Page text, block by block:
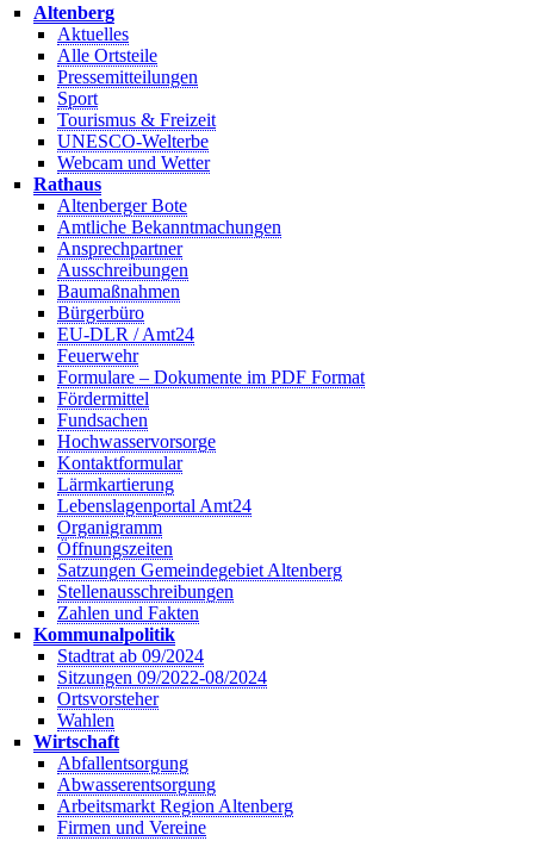
Altenberg
Aktuelles
Alle Ortsteile
Pressemitteilungen
Sport
Tourismus & Freizeit
UNESCO-Welterbe
Webcam und Wetter
Rathaus
Altenberger Bote
Amtliche Bekanntmachungen
Ansprechpartner
Ausschreibungen
Baumaßnahmen
Bürgerbüro
EU-DLR / Amt24
Feuerwehr
Formulare – Dokumente im PDF Format
Fördermittel
Fundsachen
Hochwasservorsorge
Kontaktformular
Lärmkartierung
Lebenslagenportal Amt24
Organigramm
Öffnungszeiten
Satzungen Gemeindegebiet Altenberg
Stellenausschreibungen
Zahlen und Fakten
Kommunalpolitik
Stadtrat ab 09/2024
Sitzungen 09/2022-08/2024
Ortsvorsteher
Wahlen
Wirtschaft
Abfallentsorgung
Abwasserentsorgung
Arbeitsmarkt Region Altenberg
Firmen und Vereine